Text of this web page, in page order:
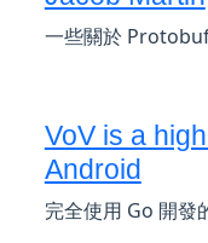
一些關於
VoV is a
Android
完全使用 Go 開發